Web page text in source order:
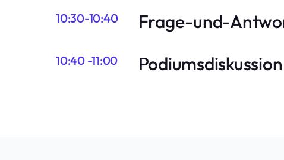
10:30-10:40 Frage-und-
10:40 -11:00